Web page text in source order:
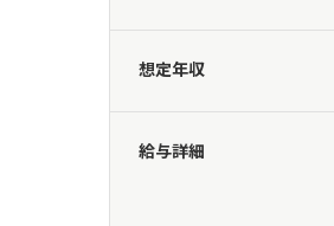
想定年収
給与詳細